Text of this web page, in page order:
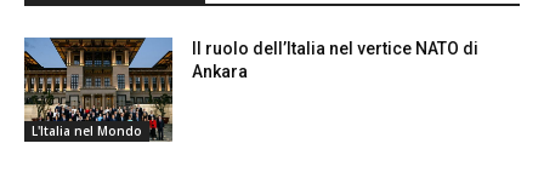
L'Italia nel Mondo
Il ruolo dell’Italia nel vertice NATO di
Ankara